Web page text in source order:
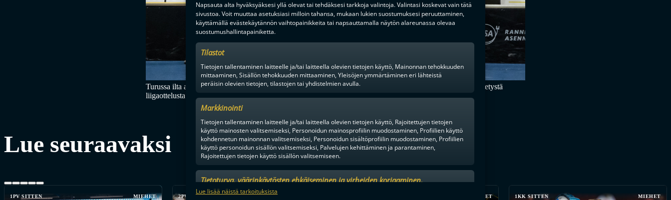
Napsauta alta hyväksyäksesi yllä olevat tai tehdäksesi tarkkoja valintoja. Valintasi koskevat vain tätä
sivustoa. Voit muuttaa asetuksiasi milloin tahansa, mukaan lukien suostumuksesi peruuttaminen,
käyttämällä evästekäytännön vaihtopainikkeita tai napsauttamalla näytön alareunassa olevaa
suostumushallintapainiketta.
Tilastot
Tietojen tallentaminen laitteelle ja/tai laitteella olevien tietojen käyttö, Mainonnan tehokkuuden
mittaaminen, Sisällön tehokkuuden mittaaminen, Yleisöjen ymmärtäminen eri lähteistä
peräisin olevien tietojen, tilastojen tai yhdistelmien avulla.
Markkinointi
Tietojen tallentaminen laitteelle ja/tai laitteella olevien tietojen käyttö, Rajoitettujen tietojen
käyttö mainosten valitsemiseksi, Personoidun mainosprofiilin muodostaminen, Profiilien käyttö
kohdennetun mainonnan valitsemiseksi, Personoidun sisältöprofiilin muodostaminen, Profiilien
käyttö personoidun sisällön valitsemiseksi, Palvelujen kehittäminen ja parantaminen,
Rajoitettujen tietojen käyttö sisällön valitsemiseen.
Tietoturva, väärinkäytösten ehkäiseminen ja virheiden korjaaminen,
Mainonnan ja sisällön tekninen jakelu, Tallenna ja ilmaise
Lue lisää näistä tarkoituksista
Turussa ilta alkoi juhlallisesti, kun erotuomari Mikko Alakare palkittiin huimasta saavutuksesta eli 450 vihelletystä
liigaottelusta. Kuva: Anssi Koskinen
Lue seuraavaksi
1PV SITTEN MIEHET 2PV SITTEN MIEHET 1KK SITTEN MIEHET